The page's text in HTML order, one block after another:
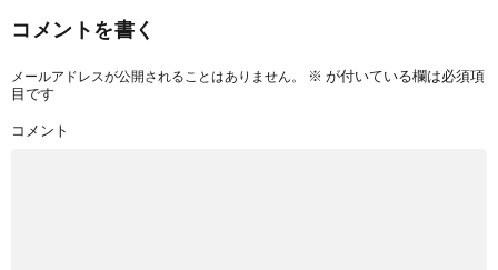
コメントを書く
メールアドレスが公開されることはありません。 ※ が付いている欄は必須項
目です
コメント